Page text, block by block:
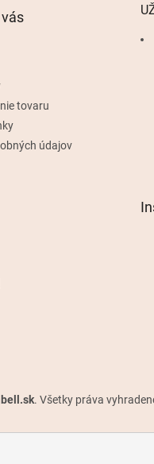
tovaru
údajov
. Všetky práva